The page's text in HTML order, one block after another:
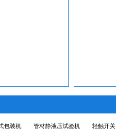
包装机 管材静液压试验机 轻触开关